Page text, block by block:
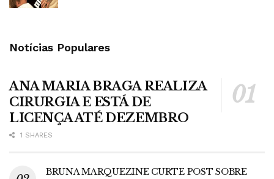
Notícias Populares
ANA MARIA BRAGA REALIZA
CIRURGIA E ESTÁ DE
LICENÇA ATÉ DEZEMBRO
1 SHARES
BRUNA MARQUEZINE CURTE POST SOBRE